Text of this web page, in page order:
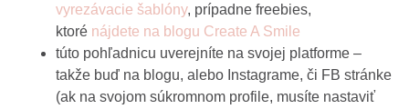
vyrezávacie šablóny, prípadne freebies,
ktoré nájdete na blogu Create A Smile
túto pohľadnicu uverejníte na svojej platforme –
takže buď na blogu, alebo Instagrame, či FB stránke
(ak na svojom súkromnom profile, musíte nastaviť